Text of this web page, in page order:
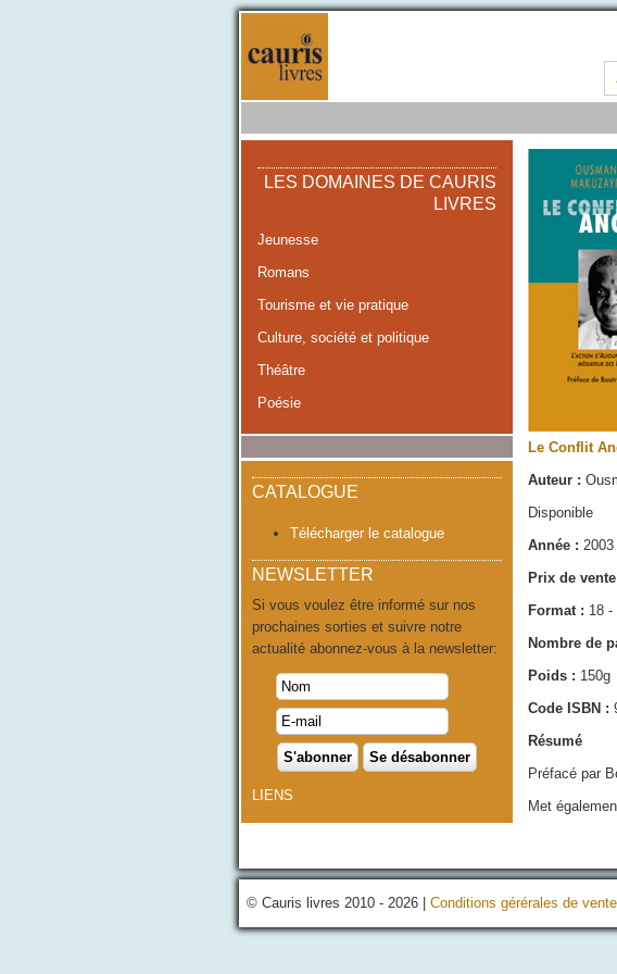
LES DOMAINES DE CAURIS
LIVRES
Jeunesse
Romans
Tourisme et vie pratique
Culture, société et politique
Théâtre
Poésie
CATALOGUE
Télécharger le catalogue
NEWSLETTER
Si vous voulez être informé sur nos
prochaines sorties et suivre notre
actualité abonnez-vous à la newsletter:
LIENS
Le Conflit
Auteur :
Disponible
Année : 2003
Prix de
Format : 18 -
Nombre de
Poids : 150g
Code ISBN :
Résumé
Préfacé par
Met
© Cauris livres 2010 - 2026 | Conditions gérérales de vente